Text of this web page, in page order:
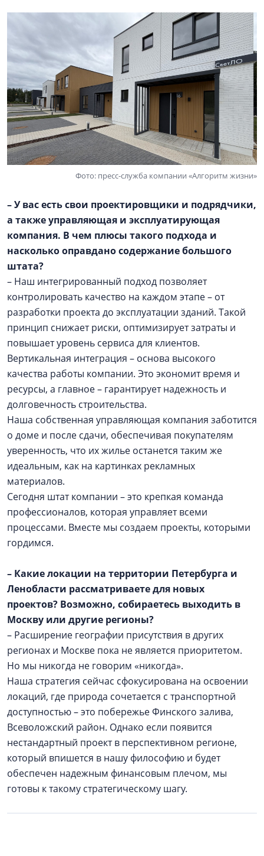
Фото: пресс-служба компании «Алгоритм жизни»
– У вас есть свои проектировщики и подрядчики,
а также управляющая и эксплуатирующая
компания. В чем плюсы такого подхода и
насколько оправдано содержание большого
штата?
– Наш интегрированный подход позволяет
контролировать качество на каждом этапе – от
разработки проекта до эксплуатации зданий. Такой
принцип снижает риски, оптимизирует затраты и
повышает уровень сервиса для клиентов.
Вертикальная интеграция – основа высокого
качества работы компании. Это экономит время и
ресурсы, а главное – гарантирует надежность и
долговечность строительства.
Наша собственная управляющая компания заботится
о доме и после сдачи, обеспечивая покупателям
уверенность, что их жилье останется таким же
идеальным, как на картинках рекламных
материалов.
Сегодня штат компании – это крепкая команда
профессионалов, которая управляет всеми
процессами. Вместе мы создаем проекты, которыми
гордимся.
– Какие локации на территории Петербурга и
Ленобласти рассматриваете для новых
проектов? Возможно, собираетесь выходить в
Москву или другие регионы?
– Расширение географии присутствия в других
регионах и Москве пока не является приоритетом.
Но мы никогда не говорим «никогда».
Наша стратегия сейчас сфокусирована на освоении
локаций, где природа сочетается с транспортной
доступностью – это побережье Финского залива,
Всеволожский район. Однако если появится
нестандартный проект в перспективном регионе,
который впишется в нашу философию и будет
обеспечен надежным финансовым плечом, мы
готовы к такому стратегическому шагу.